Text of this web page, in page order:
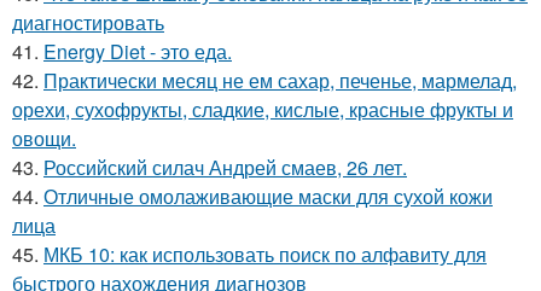
диагностировать
41. Energy Diet - это еда.
42. Практически месяц не ем сахар, печенье, мармелад,
орехи, сухофрукты, сладкие, кислые, красные фрукты и
овощи.
43. Российский силач Андрей смаев, 26 лет.
44. Отличные омолаживающие маски для сухой кожи
лица
45. МКБ 10: как использовать поиск по алфавиту для
быстрого нахождения диагнозов